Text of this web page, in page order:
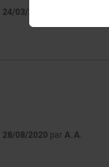
24/03/2021
28/08/2020 par A.A.